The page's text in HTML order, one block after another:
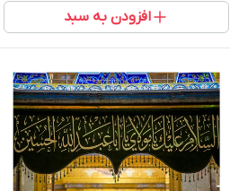
افزودن به سبد